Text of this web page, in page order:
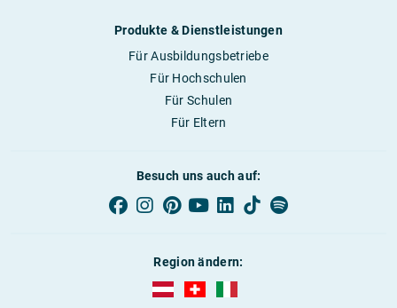
Produkte & Dienstleistungen
Für Ausbildungsbetriebe
Für Hochschulen
Für Schulen
Für Eltern
Besuch uns auch auf:
Region ändern:
AUBI-plus Österreich (deutsch)